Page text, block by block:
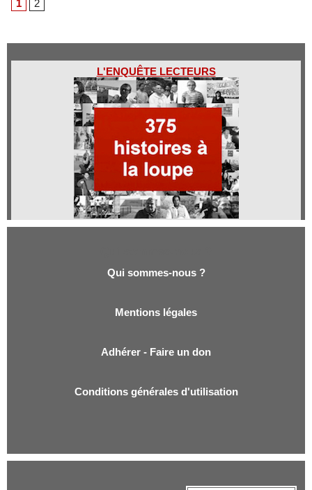
1
2
L'ENQUÊTE LECTEURS
Qui sommes-nous ?
Mentions légales
Adhérer - Faire un don
Conditions générales d'utilisation